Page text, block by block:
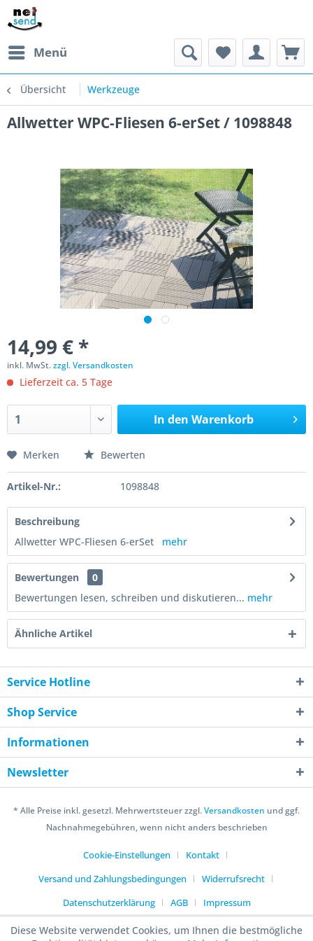
Menü
Übersicht Werkzeuge
Allwetter WPC-Fliesen 6-erSet / 1098848
14,99 € *
inkl. MwSt.zzgl. Versandkosten
Lieferzeit ca. 5 Tage
In den Warenkorb
Merken Bewerten
Artikel-Nr.: 1098848
Beschreibung
Allwetter WPC-Fliesen 6-erSet mehr
Bewertungen
0
Bewertungen lesen, schreiben und diskutieren... mehr
Ähnliche Artikel
Service Hotline
Shop Service
Informationen
Newsletter
* Alle Preise inkl. gesetzl. Mehrwertsteuer zzgl.Versandkosten und ggf.
Nachnahmegebühren, wenn nicht anders beschrieben
Cookie-Einstellungen
Kontakt
Versand und Zahlungsbedingungen
Widerrufsrecht
Datenschutzerklärung
AGB Impressum
Diese Website verwendet Cookies, um Ihnen die bestmögliche